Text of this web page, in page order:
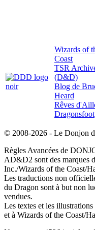
Wizards of
Coast
TSR
(D&D)
Blog de
Heard
Rêves
Dragonsfoot
© 2008-2026 - Le Donjon
Règles Avancées de
AD&D2 sont des marques
Inc./Wizards of the Coast/
Les traductions non
du Dragon sont à but non
vendues.
Les textes et les
et à Wizards of the Coast/